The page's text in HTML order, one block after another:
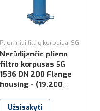
Plieniniai filtrų korpuisai SG
Nerūdijančio plieno
filtro korpusas SG
1536 DN 200 Flange
housing - (19.200
Užsisakyti